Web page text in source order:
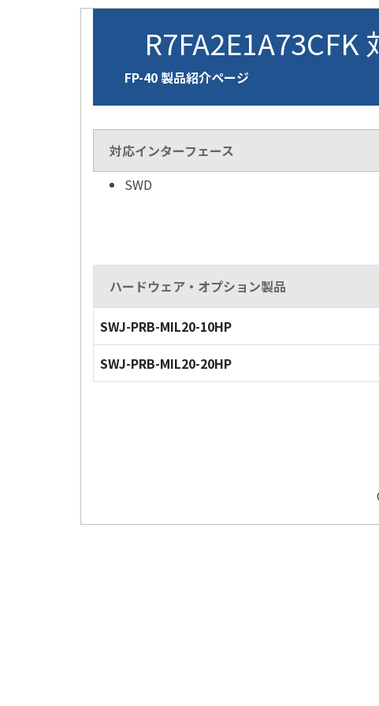
R7FA2E1A73CFK
FP-40 製品紹介ページ
対応インターフェース
SWD
ハードウェア・オプション製品
SWJ-PRB-MIL20-10HP
SWJ-PRB-MIL20-20HP